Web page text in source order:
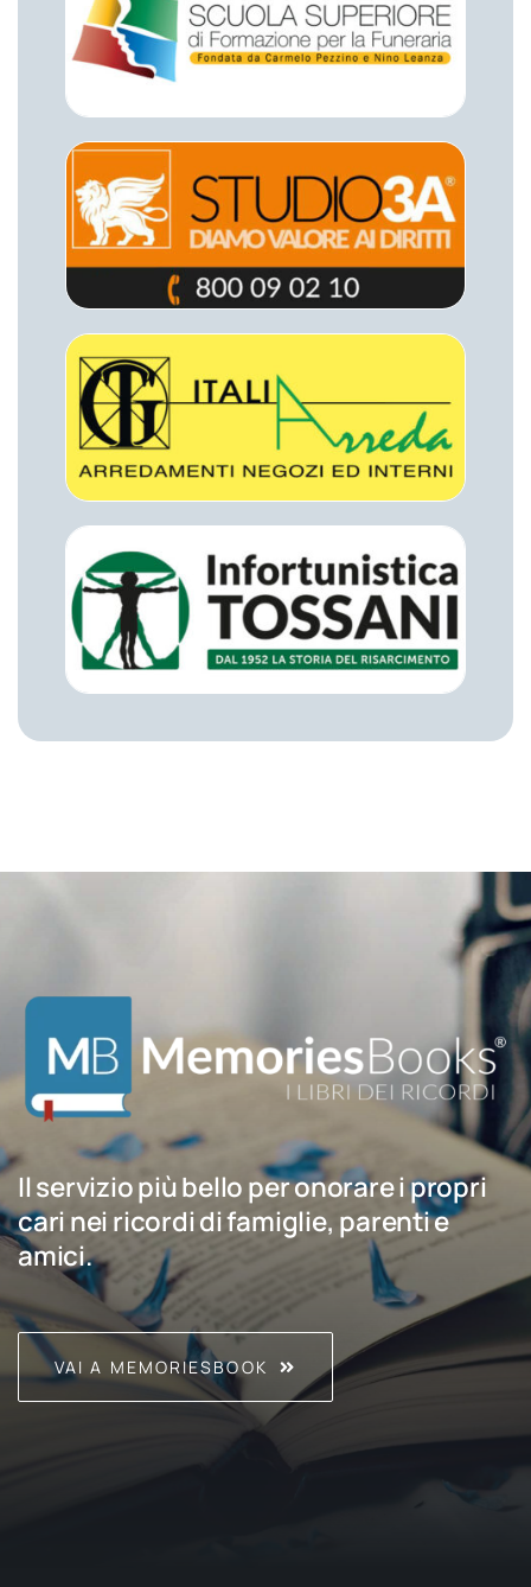
Il servizio più bello per onorare i propri
cari nei ricordi di famiglie, parenti e
amici.
VAI A MEMORIESBOOK